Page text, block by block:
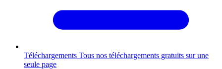
Téléchargements Tous nos téléchargements gratuits sur une
seule page